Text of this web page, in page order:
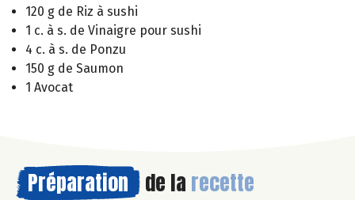
120 g de Riz à sushi
1 c. à s. de Vinaigre pour sushi
4 c. à s. de Ponzu
150 g de Saumon
1 Avocat
Préparation de la recette